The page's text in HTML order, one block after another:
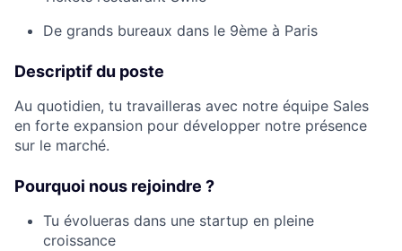
De grands bureaux dans le 9ème à Paris
Descriptif du poste
Au quotidien, tu travailleras avec notre équipe Sales
en forte expansion pour développer notre présence
sur le marché.
Pourquoi nous rejoindre ?
Tu évolueras dans une startup en pleine
croissance